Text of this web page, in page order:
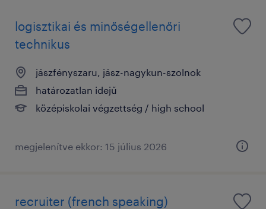
logisztikai és minőségellenőri
technikus
jászfényszaru, jász-nagykun-szolnok
határozatlan idejű
középiskolai végzettség / high school
megjelenítve ekkor: 15 július 2026
recruiter (french speaking)